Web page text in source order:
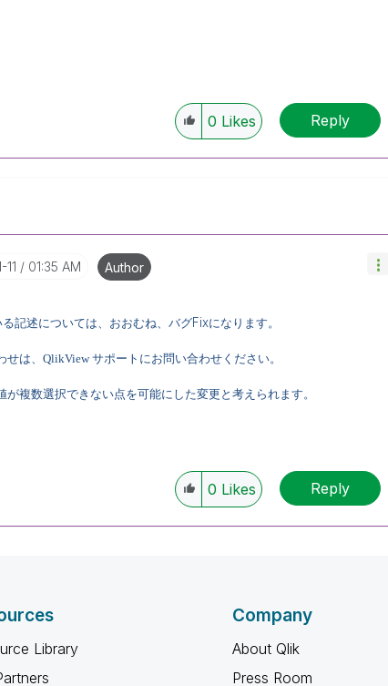
0 Likes Reply
11 01:35 AM Author
記述については、 おおむね、バグFixになります。
は、QlikView サポートにお問い合わせください。
複数選択できない点を可能にした変更と考えられます。
0 Likes Reply
Library
Company
About Qlik
Press Room